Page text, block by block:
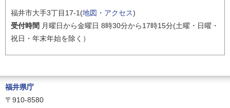
福井市大手3丁目17-1(地図・アクセス)
受付時間 月曜日から金曜日 8時30分から17時15分(土曜・日曜・
祝日・年末年始を除く）
福井県庁
〒910-8580